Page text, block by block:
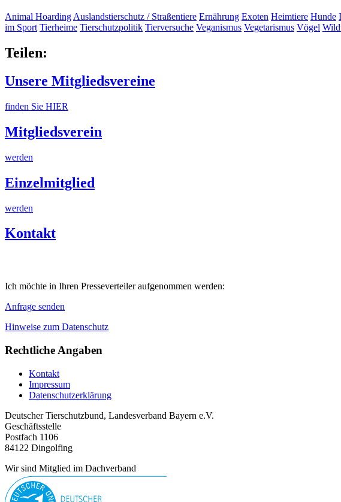
Animal Hoarding Auslandstierschutz / Straßentiere Ernährung Exoten Heimtiere Hunde
im Sport Tierheime Tierschutzpolitik Tierversuche Veganismus Vegetarismus Vögel
Teilen:
Unsere Mitgliedsvereine
finden Sie HIER
Mitgliedsverein
werden
Einzelmitglied
werden
Kontakt
Ich möchte in Ihren Presseverteiler aufgenommen werden:
Anfrage senden
Hinweise zum Datenschutz
Rechtliche Angaben
Kontakt
Impressum
Datenschutzerklärung
Deutscher Tierschutzbund, Landesverband Bayern e.V.
Geschäftsstelle
Postfach 1106
84122 Dingolfing
Wir sind Mitglied im Dachverband